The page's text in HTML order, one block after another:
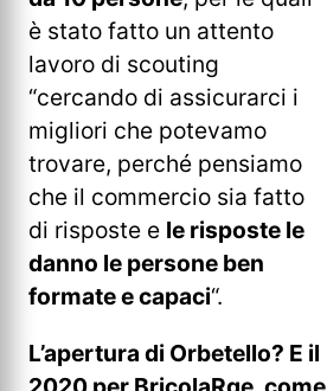
è stato fatto un attento
lavoro di scouting
“cercando di assicurarci i
migliori che potevamo
trovare, perché pensiamo
che il commercio sia fatto
di risposte e le risposte le
danno le persone ben
formate e capaci“.
L’apertura di Orbetello? E il